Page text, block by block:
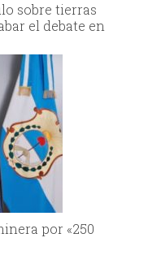
sobre tierras
el debate en
por «250